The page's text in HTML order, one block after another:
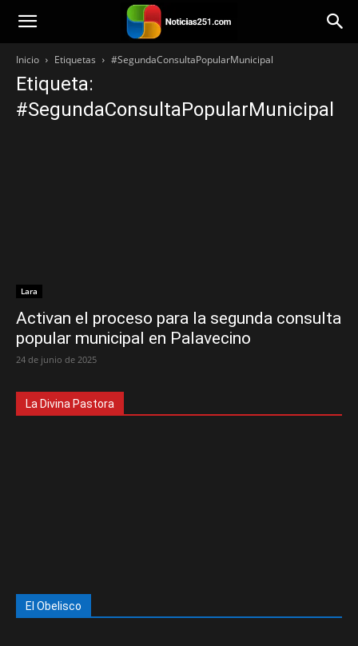
Noticias251
Inicio Etiquetas #SegundaConsultaPopularMunicipal
Etiqueta:
#SegundaConsultaPopularMunicipal
Lara
Activan el proceso para la segunda consulta
popular municipal en Palavecino
24 de junio de 2025
La Divina Pastora
El Obelisco